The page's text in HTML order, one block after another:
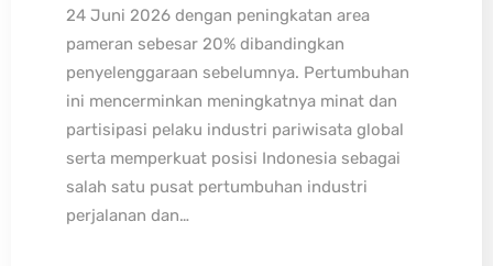
24 Juni 2026 dengan peningkatan area
pameran sebesar 20% dibandingkan
penyelenggaraan sebelumnya. Pertumbuhan
ini mencerminkan meningkatnya minat dan
partisipasi pelaku industri pariwisata global
serta memperkuat posisi Indonesia sebagai
salah satu pusat pertumbuhan industri
perjalanan dan…